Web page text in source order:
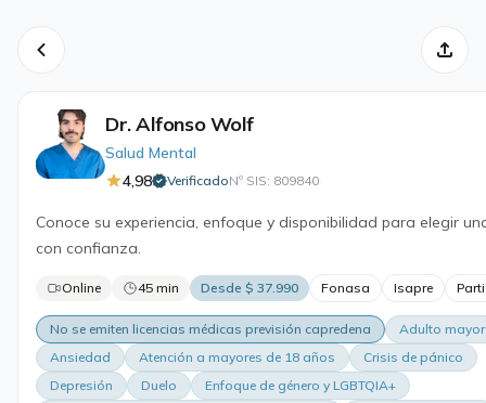
Dr. Alfonso Wolf
Salud Mental
4,98
VerificadoNº SIS: 809840·
Conoce su experiencia, enfoque y disponibilidad para elegir
con confianza.
Online 45 min Desde $ 37.990 Fonasa Isapre
No se emiten licencias médicas previsión capredena
Adulto mayor
Ansiedad
Atención a mayores de 18 años
Crisis de pánico
Depresión
Duelo
Enfoque de género y LGBTQIA+